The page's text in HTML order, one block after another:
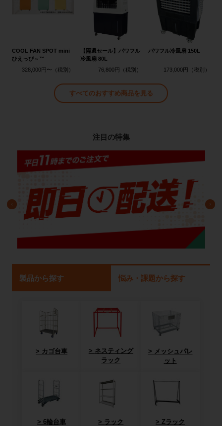
COOL FAN SPOT mini
ひえっぴ～™
328,000円〜
【隔週セール】パワフル
冷風扇 80L
76,800円
パワフル冷風扇 150L
173,000円
すべてのおすすめ商品を見る
注目の特集
製品から探す 悩み・課題から探す
カゴ台車
ネスティング
ラック
メッシュパレ
ット
6輪台車 ラック Zラック